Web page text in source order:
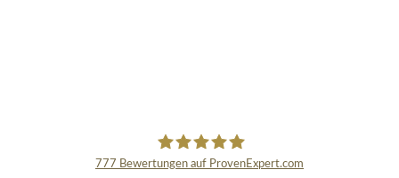
777 Bewertungen auf ProvenExpert.com